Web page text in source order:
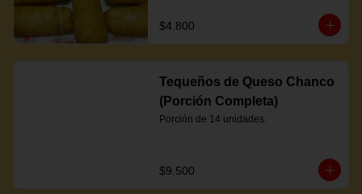
$4.800
Tequeños de Queso Chanco
(Porción Completa)
Porción de 14 unidades.
$9.500